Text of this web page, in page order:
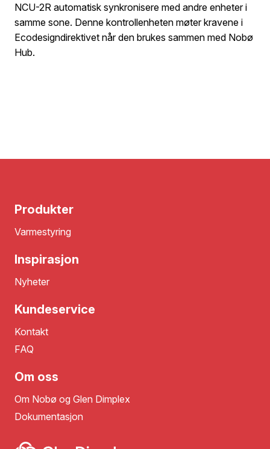
NCU-2R automatisk synkronisere med andre enheter i
samme sone. Denne kontrollenheten møter kravene i
Ecodesigndirektivet når den brukes sammen med Nobø
Hub.
Produkter
Varmestyring
Inspirasjon
Nyheter
Kundeservice
Kontakt
FAQ
Om oss
Om Nobø og Glen Dimplex
Dokumentasjon